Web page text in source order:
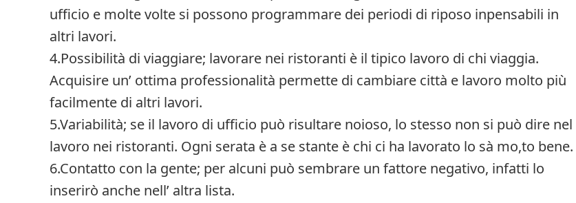
ufficio e molte volte si possono programmare dei periodi di riposo inpensabili in
altri lavori.
4.Possibilità di viaggiare; lavorare nei ristoranti è il tipico lavoro di chi viaggia.
Acquisire un’ ottima professionalità permette di cambiare città e lavoro molto più
facilmente di altri lavori.
5.Variabilità; se il lavoro di ufficio può risultare noioso, lo stesso non si può dire nel
lavoro nei ristoranti. Ogni serata è a se stante è chi ci ha lavorato lo sà mo,to bene.
6.Contatto con la gente; per alcuni può sembrare un fattore negativo, infatti lo
inserirò anche nell’ altra lista.